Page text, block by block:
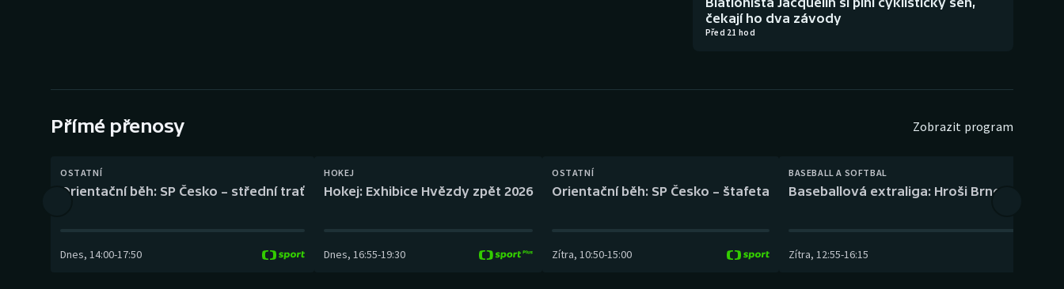
Gymnastika Plážový volejbal
čekají ho dva závody
Před 21 hod
Přímé přenosy Zobrazit program
OSTATNÍ
Orientační běh: SP Česko – střední trať
Dnes, 14:00-17:50
HOKEJ
Hokej: Exhibice Hvězdy zpět 2026
Dnes, 16:55-19:30
OSTATNÍ
Orientační běh: SP Česko – štafeta
Zítra, 10:50-15:00
BASEBALL A SOFTBAL
Baseballová extraliga: Hroši Brno – Eagles
Zítra, 12:55-16:15